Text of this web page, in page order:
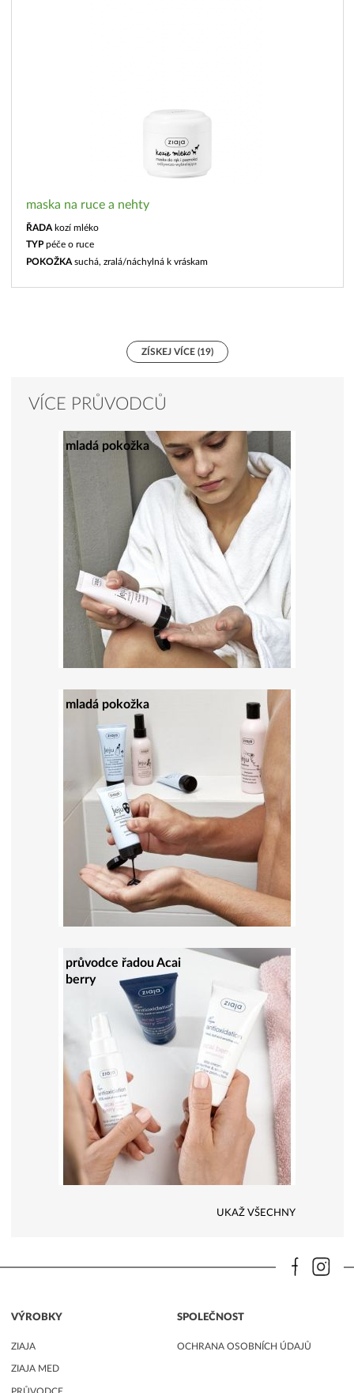
maska na ruce a nehty
ŘADA kozí mléko
TYP péče o ruce
POKOŽKA suchá, zralá/náchylná k vráskam
ZÍSKEJ VÍCE (19)
VÍCE PRŮVODCŮ
mladá pokožka
mladá pokožka
průvodce řadou Acai
berry
UKAŽ VŠECHNY
VÝROBKY
ZIAJA
ZIAJA MED
SPOLEČNOST
OCHRANA OSOBNÍCH ÚDAJŮ